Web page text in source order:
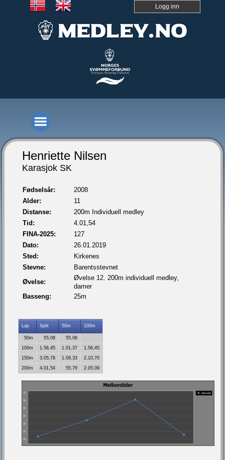
Logg inn
Henriette Nilsen
Karasjok SK
Fødselsår:
2008
Alder:
11
Distanse:
200m Individuell medley
Tid:
4.01,54
FINA-2025:
127
Dato:
26.01.2019
Sted:
Kirkenes
Stevne:
Barentsstevnet
Øvelse:
Øvelse 12. 200m individuell medley,
damer
Basseng:
25m
Lap Split 50m 100m
50m 55,08
55,08
100m
1.56,45 1.01,37
1.56,45
150m
3.05,78 1.09,33
2.10,70
200m
4.01,54 55,76 2.05,09